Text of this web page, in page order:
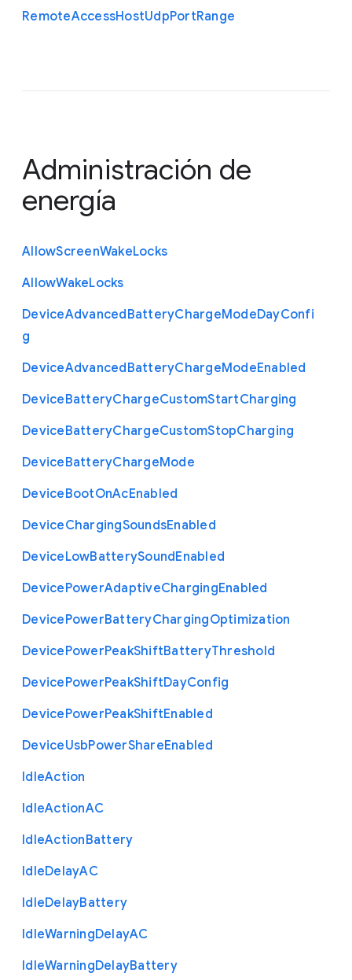
RemoteAccessHostUdpPortRange
Administración de
energía
AllowScreenWakeLocks
AllowWakeLocks
DeviceAdvancedBatteryChargeModeDayConfi
g
DeviceAdvancedBatteryChargeModeEnabled
DeviceBatteryChargeCustomStartCharging
DeviceBatteryChargeCustomStopCharging
DeviceBatteryChargeMode
DeviceBootOnAcEnabled
DeviceChargingSoundsEnabled
DeviceLowBatterySoundEnabled
DevicePowerAdaptiveChargingEnabled
DevicePowerBatteryChargingOptimization
DevicePowerPeakShiftBatteryThreshold
DevicePowerPeakShiftDayConfig
DevicePowerPeakShiftEnabled
DeviceUsbPowerShareEnabled
IdleAction
IdleActionAC
IdleActionBattery
IdleDelayAC
IdleDelayBattery
IdleWarningDelayAC
IdleWarningDelayBattery